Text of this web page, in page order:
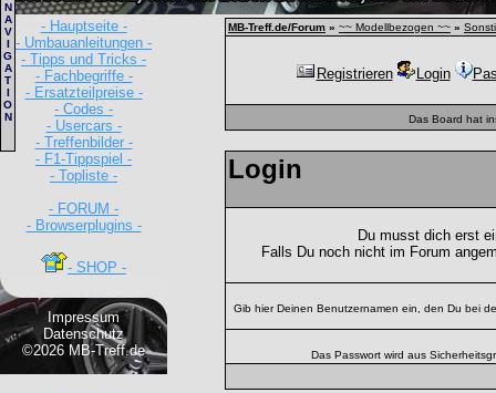
- Hauptseite -
- Umbauanleitungen -
- Tipps und Tricks -
- Fachbegriffe -
- Ersatzteilpreise -
- Codes -
- Usercars -
- Treffenbilder -
- F1-Tippspiel -
- Topliste -
- FORUM -
- Browserplugins -
- SHOP -
Impressum
Datenschutz
©2026 MB-Treff.de
N
A
V
I
G
A
T
I
O
N
MB-Treff.de/Forum » ~~ Modellbezogen ~~ »
Registrieren Login
Das Board hat
Login
Du musst dich erst
Falls Du noch nicht im Forum
Gib hier Deinen Benutzernamen ein, den Du bei
Das Passwort wird aus